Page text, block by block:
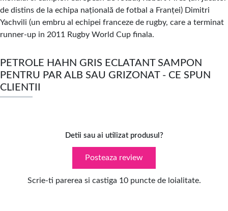
de distins de la echipa națională de fotbal a Franței) Dimitri
Yachvili (un embru al echipei franceze de rugby, care a terminat
runner-up in 2011 Rugby World Cup finala.
PETROLE HAHN GRIS ECLATANT SAMPON
PENTRU PAR ALB SAU GRIZONAT - CE SPUN
CLIENTII
Detii sau ai utilizat produsul?
Posteaza review
Scrie-ti parerea si castiga 10 puncte de loialitate.